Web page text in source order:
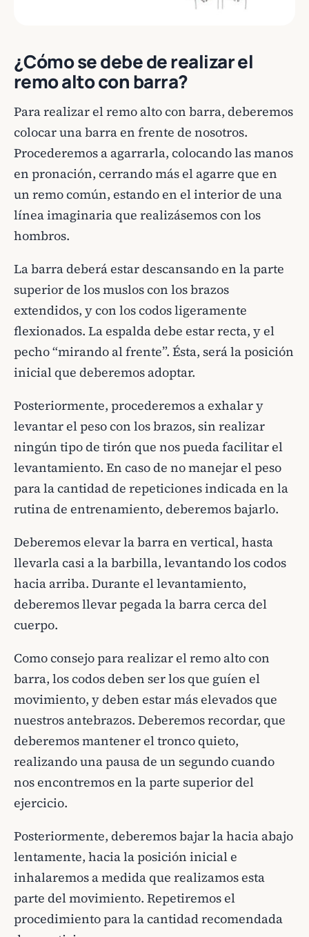
¿Cómo se debe de realizar el
remo alto con barra?
Para realizar el remo alto con barra, deberemos
colocar una barra en frente de nosotros.
Procederemos a agarrarla, colocando las manos
en pronación, cerrando más el agarre que en
un remo común, estando en el interior de una
línea imaginaria que realizásemos con los
hombros.
La barra deberá estar descansando en la parte
superior de los muslos con los brazos
extendidos, y con los codos ligeramente
flexionados. La espalda debe estar recta, y el
pecho “mirando al frente”. Ésta, será la posición
inicial que deberemos adoptar.
Posteriormente, procederemos a exhalar y
levantar el peso con los brazos, sin realizar
ningún tipo de tirón que nos pueda facilitar el
levantamiento. En caso de no manejar el peso
para la cantidad de repeticiones indicada en la
rutina de entrenamiento, deberemos bajarlo.
Deberemos elevar la barra en vertical, hasta
llevarla casi a la barbilla, levantando los codos
hacia arriba. Durante el levantamiento,
deberemos llevar pegada la barra cerca del
cuerpo.
Como consejo para realizar el remo alto con
barra, los codos deben ser los que guíen el
movimiento, y deben estar más elevados que
nuestros antebrazos. Deberemos recordar, que
deberemos mantener el tronco quieto,
realizando una pausa de un segundo cuando
nos encontremos en la parte superior del
ejercicio.
Posteriormente, deberemos bajar la hacia abajo
lentamente, hacia la posición inicial e
inhalaremos a medida que realizamos esta
parte del movimiento. Repetiremos el
procedimiento para la cantidad recomendada